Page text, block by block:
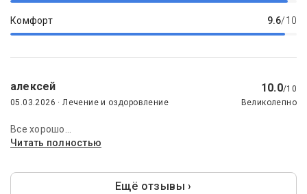
Комфорт 9.6/10
алексей 10.0/10
05.03.2026 · Лечение и оздоровление
Великолепно
Все хорошо...
Читать полностью
Ещё отзывы ›